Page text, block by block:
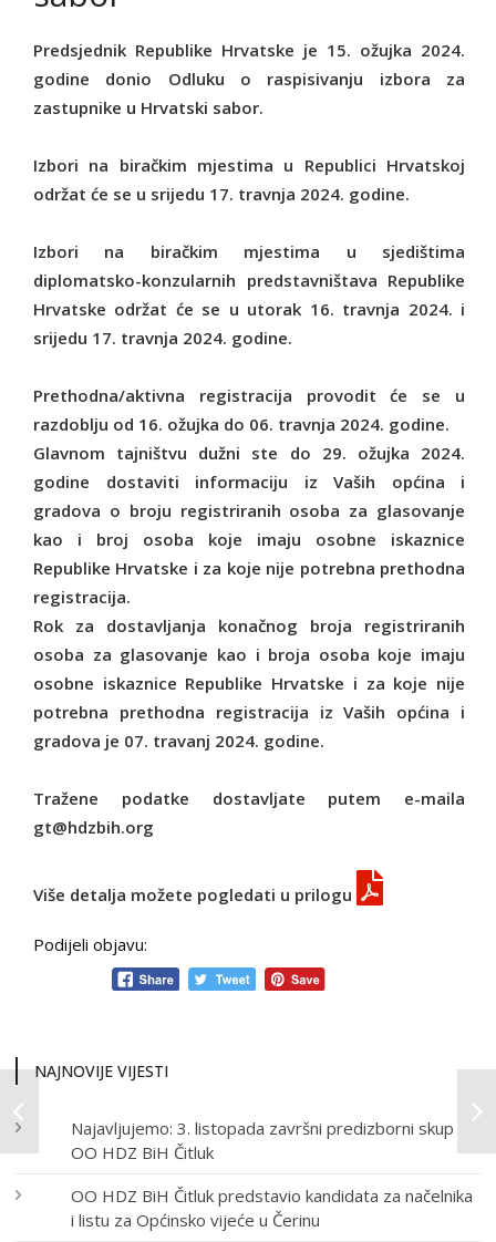
Predsjednik Republike Hrvatske je 15. ožujka 2024.
godine donio Odluku o raspisivanju izbora za
zastupnike u Hrvatski sabor.
Izbori na biračkim mjestima u Republici Hrvatskoj
održat će se u srijedu 17. travnja 2024. godine.
Izbori na biračkim mjestima u sjedištima
diplomatsko-konzularnih predstavništava Republike
Hrvatske održat će se u utorak 16. travnja 2024. i
srijedu 17. travnja 2024. godine.
Prethodna/aktivna registracija provodit će se u
razdoblju od 16. ožujka do 06. travnja 2024. godine.
Glavnom tajništvu dužni ste do 29. ožujka 2024.
godine dostaviti informaciju iz Vaših općina i
gradova o broju registriranih osoba za glasovanje
kao i broj osoba koje imaju osobne iskaznice
Republike Hrvatske i za koje nije potrebna prethodna
registracija.
Rok za dostavljanja konačnog broja registriranih
osoba za glasovanje kao i broja osoba koje imaju
osobne iskaznice Republike Hrvatske i za koje nije
potrebna prethodna registracija iz Vaših općina i
gradova je 07. travanj 2024. godine.
Tražene podatke dostavljate putem e-maila
gt@hdzbih.org
Više detalja možete pogledati u prilogu
Podijeli objavu:
NAJNOVIJE VIJESTI
Najavljujemo: 3. listopada završni predizborni skup
OO HDZ BiH Čitluk
OO HDZ BiH Čitluk predstavio kandidata za načelnika
i listu za Općinsko vijeće u Čerinu